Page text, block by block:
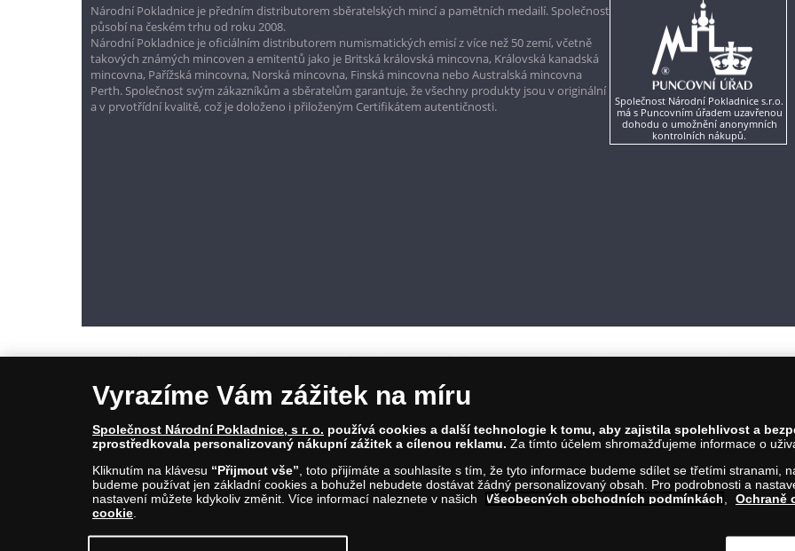
Národní Pokladnice je předním distributorem sběratelských mincí a pamětních medailí. Společnost
působí na českém trhu od roku 2008.
Národní Pokladnice je oficiálním distributorem numismatických emisí z více než 50 zemí, včetně
takových známých mincoven a emitentů jako je Britská královská mincovna, Královská kanadská
mincovna, Pařížská mincovna, Norská mincovna, Finská mincovna nebo Australská mincovna
Perth. Společnost svým zákazníkům a sběratelům garantuje, že všechny produkty jsou v originální
a v prvotřídní kvalitě, což je doloženo i přiloženým Certifikátem autentičnosti.
Společnost Národní Pokladnice s.r.o.
má s Puncovním úřadem uzavřenou
dohodu o umožnění anonymních
kontrolních nákupů.
© Copyright 2026 - Národní Pokladnice, s. r. o.; Karolinská 661/4, 186 00 Praha 8; Tel.: 810 100 500
E-mail: info@narodnipokladnice.cz, www.narodnipokladnice.cz; IČ: 28507622; DIČ: CZ28507622
Společnost zapsána v OR vedeném Městským soudem v Praze, oddíl C, vložka 146644
Upravit nastavení souborů cookie můžete
Vyrazíme Vám zážitek na míru
Společnost Národní Pokladnice, s r. o. používá cookies a další technologie k tomu, aby zajistila spolehlivost a
zprostředkovala personalizovaný nákupní zážitek a cílenou reklamu. Za tímto účelem shromažďujeme informace o
Kliknutím na klávesu “Přijmout vše” , toto přijímáte a souhlasíte s tím, že tyto informace budeme sdílet se třetími stranami,
budeme používat jen základní cookies a bohužel nebudete dostávat žádný personalizovaný obsah. Pro podrobnosti a
nastavení můžete kdykoliv změnit. Více informací naleznete v našich
Všeobecných obchodních podmínkách Ochraně
cookie